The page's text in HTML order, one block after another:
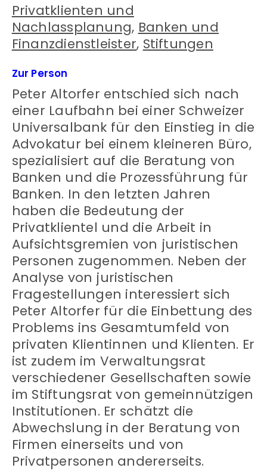
Privatklienten und
Nachlassplanung, Banken und
Finanzdienstleister, Stiftungen
Zur Person
Peter Altorfer entschied sich nach
einer Laufbahn bei einer Schweizer
Universalbank für den Einstieg in die
Advokatur bei einem kleineren Büro,
spezialisiert auf die Beratung von
Banken und die Prozessführung für
Banken. In den letzten Jahren
haben die Bedeutung der
Privatklientel und die Arbeit in
Aufsichtsgremien von juristischen
Personen zugenommen. Neben der
Analyse von juristischen
Fragestellungen interessiert sich
Peter Altorfer für die Einbettung des
Problems ins Gesamtumfeld von
privaten Klientinnen und Klienten. Er
ist zudem im Verwaltungsrat
verschiedener Gesellschaften sowie
im Stiftungsrat von gemeinnützigen
Institutionen. Er schätzt die
Abwechslung in der Beratung von
Firmen einerseits und von
Privatpersonen andererseits.